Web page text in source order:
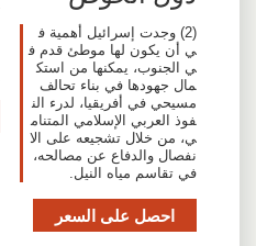
(2) وجدت إسرائيل أهمية ف
ي أن يكون لها موطئ قدم ف
ي الجنوب، يمكنها من استك
مال جهودها في بناء تحالف
مسيحي في أفريقيا، لدرء الن
فوذ العربي الإسلامي المتنام
ي، من خلال تشجيعه على الا
نفصال والدفاع عن مصالحه،
في تقاسم مياه النيل.
احصل على السعر